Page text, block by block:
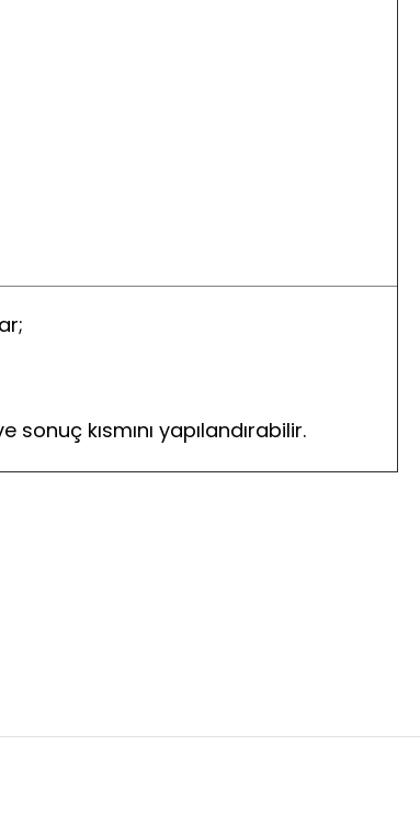
kısmını yapılandırabilir.